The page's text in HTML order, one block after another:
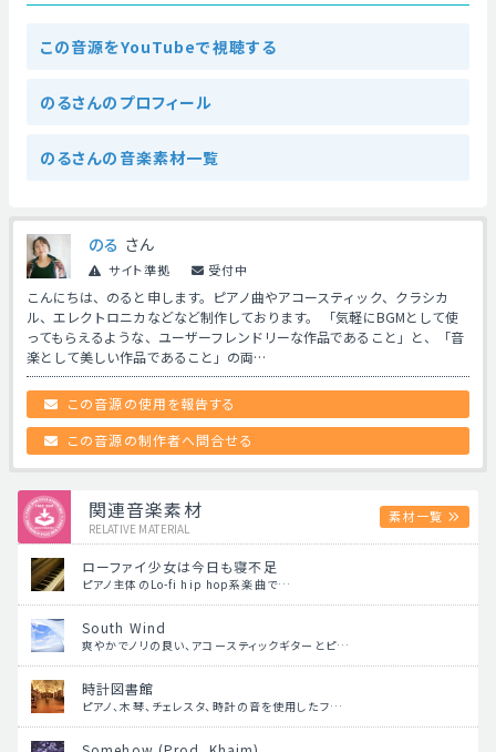
この音源をYouTubeで視聴する
のるさんのプロフィール
のるさんの音楽素材一覧
のる さん
サイト準拠 受付中
こんにちは、のると申します。ピアノ曲やアコースティック、クラシカ
ル、エレクトロニカなどなど制作しております。 「気軽にBGMとして使
ってもらえるような、ユーザーフレンドリーな作品であること」と、「音
楽として美しい作品であること」の両…
この音源の使用を報告する
この音源の制作者へ問合せる
関連音楽素材
RELATIVE MATERIAL
素材一覧
ローファイ少女は今日も寝不足
ピアノ主体のLo-fi hip hop系楽曲で…
South Wind
爽やかでノリの良い、アコースティックギターとピ…
時計図書館
ピアノ、木琴、チェレスタ、時計の音を使用したフ…